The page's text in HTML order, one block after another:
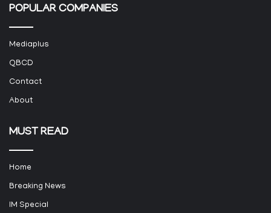
POPULAR COMPANIES
Mediaplus
QBCD
Contact
About
MUST READ
Home
Breaking News
IM Special